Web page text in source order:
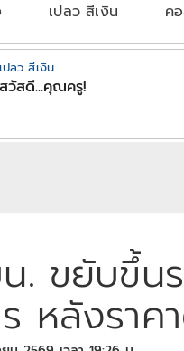
เปลว สีเงิน ค
เปลว สีเงิน
สวัสดี...คุณครู!
. ขยับขึ้น
หลังราค